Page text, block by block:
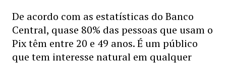
De acordo com as estatísticas do Banco
Central, quase 80% das pessoas que usam o
Pix têm entre 20 e 49 anos. É um público
que tem interesse natural em qualquer